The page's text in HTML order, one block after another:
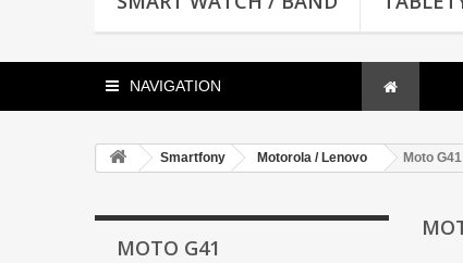
NAVIGATION
Smartfony Motorola / Lenovo Moto G41
MOTO G41